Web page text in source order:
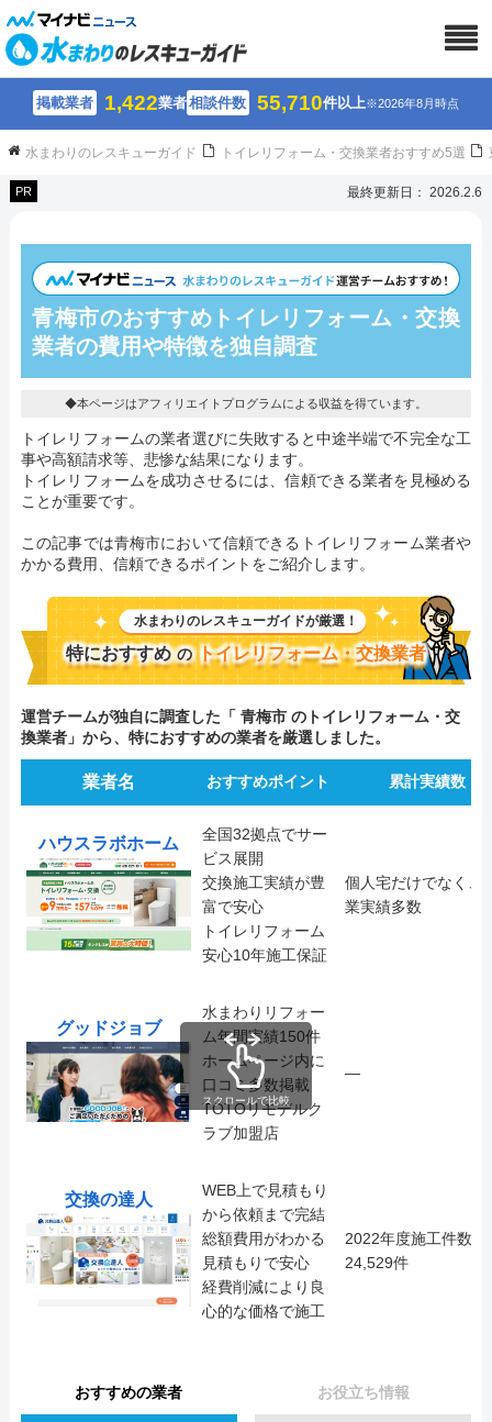
掲載業者 1,422業者相談件数 55,710件以上※2026年8月時点
水まわりのレスキューガイド トイレリフォーム・交換業者おすすめ5選
PR 最終更新日： 2026.2.6
青梅市のおすすめトイレリフォーム・交換
業者の費用や特徴を独自調査
◆本ページはアフィリエイトプログラムによる収益を得ています。
トイレリフォームの業者選びに失敗すると中途半端で不完全な工
事や高額請求等、悲惨な結果になります。
トイレリフォームを成功させるには、信頼できる業者を見極める
ことが重要です。
この記事では青梅市において信頼できるトイレリフォーム業者や
かかる費用、信頼できるポイントをご紹介します。
水まわりのレスキューガイドが厳選！
特におすすめ の トイレリフォーム・交換業者
運営チームが独自に調査した「 青梅市 のトイレリフォーム・交
換業者」から、特におすすめの業者を厳選しました。
業者名 おすすめポイント 累計実績数
ハウスラボホーム
全国32拠点でサー
ビス展開
交換施工実績が豊
富で安心
トイレリフォーム
安心10年施工保証
個人宅だけでなく、
業実績多数
グッドジョブ
水まわりリフォー
ム年間実績150件
ホームページ内に
口コミ多数掲載
TOTOリモデルク
ラブ加盟店
―
交換の達人
WEB上で見積もり
から依頼まで完結
総額費用がわかる
見積もりで安心
経費削減により良
心的な価格で施工
2022年度施工件数
24,529件
スクロールで比較
おすすめの業者 お役立ち情報